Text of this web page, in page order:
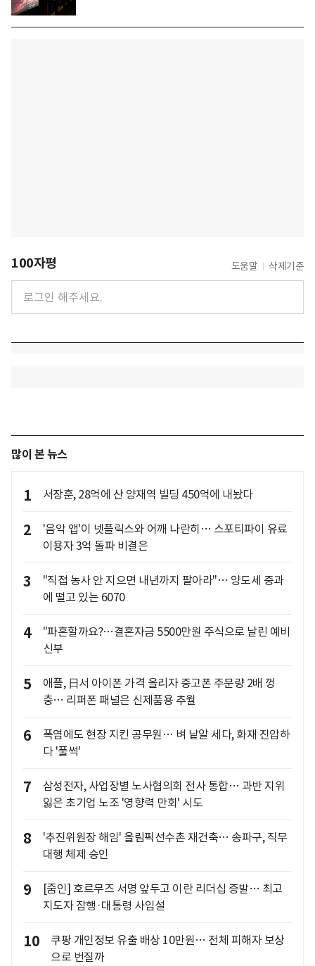
100자평 도움말 삭제기준
많이 본 뉴스
1 서장훈, 28억에 산 양재역 빌딩 450억에 내놨다
2
'음악 앱'이 넷플릭스와 어깨 나란히… 스포티파이 유료
이용자 3억 돌파 비결은
3
"직접 농사 안 지으면 내년까지 팔아라"… 양도세 중과
에 떨고 있는 6070
4
"파혼할까요?…결혼자금 5500만원 주식으로 날린 예비
신부
5
애플, 日서 아이폰 가격 올리자 중고폰 주문량 2배 껑
충… 리퍼폰 패널은 신제품용 추월
6
폭염에도 현장 지킨 공무원… 벼 낱알 세다, 화재 진압하
다 '풀썩'
7
삼성전자, 사업장별 노사협의회 전사 통합… 과반 지위
잃은 초기업 노조 '영향력 만회' 시도
8
'추진위원장 해임' 올림픽선수촌 재건축… 송파구, 직무
대행 체제 승인
9
[줌인] 호르무즈 서명 앞두고 이란 리더십 증발… 최고
지도자 잠행·대통령 사임설
10
쿠팡 개인정보 유출 배상 10만원… 전체 피해자 보상
으로 번질까